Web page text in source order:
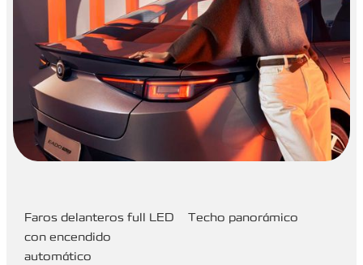
Faros delanteros full LED
con encendido
automático
Techo panorámico